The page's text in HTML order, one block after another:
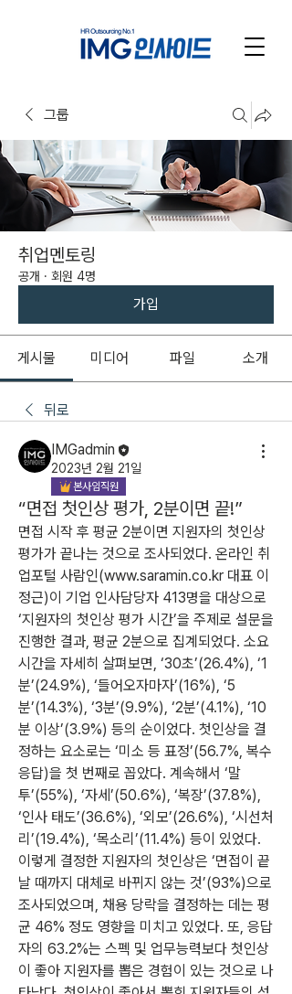
그룹
취업멘토링
공개 · 회원 4명
가입
게시물 미디어 파일 소개
뒤로
IMGadmin
2023년 2월 21일
본사임직원
“면접 첫인상 평가, 2분이면 끝!”
면접 시작 후 평균 2분이면 지원자의 첫인상
평가가 끝나는 것으로 조사되었다. 온라인 취
업포털 사람인(www.saramin.co.kr 대표 이
정근)이 기업 인사담당자 413명을 대상으로
‘지원자의 첫인상 평가 시간’을 주제로 설문을
진행한 결과, 평균 2분으로 집계되었다. 소요
시간을 자세히 살펴보면, ‘30초’(26.4%), ‘1
분’(24.9%), ‘들어오자마자’(16%), ‘5
분’(14.3%), ‘3분’(9.9%), ‘2분’(4.1%), ‘10
분 이상’(3.9%) 등의 순이었다. 첫인상을 결
정하는 요소로는 ‘미소 등 표정’(56.7%, 복수
응답)을 첫 번째로 꼽았다. 계속해서 ‘말
투’(55%), ‘자세’(50.6%), ‘복장’(37.8%),
‘인사 태도’(36.6%), ‘외모’(26.6%), ‘시선처
리’(19.4%), ‘목소리’(11.4%) 등이 있었다.
이렇게 결정한 지원자의 첫인상은 ‘면접이 끝
날 때까지 대체로 바뀌지 않는 것’(93%)으로
조사되었으며, 채용 당락을 결정하는 데는 평
균 46% 정도 영향을 미치고 있었다. 또, 응답
자의 63.2%는 스펙 및 업무능력보다 첫인상
이 좋아 지원자를 뽑은 경험이 있는 것으로 나